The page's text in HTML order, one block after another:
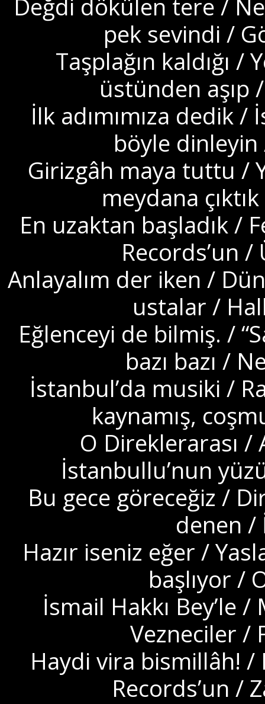
Değdi dökülen tere /
pek sevindi /
Taşplağın kaldığı /
üstünden aşıp
İlk adımımıza dedik
böyle dinleyin
Girizgâh maya tuttu /
meydana
En uzaktan başladık /
Records’un
Anlayalım der iken /
ustalar /
Eğlenceyi de bilmiş. /
bazı bazı /
İstanbul’da musiki /
kaynamış,
O Direklerarası /
İstanbullu’nun
Bu gece göreceğiz /
denen /
Hazır iseniz eğer /
başlıyor /
İsmail Hakkı Bey’le
Vezneciler /
Haydi vira bismillâh! /
Records’un /